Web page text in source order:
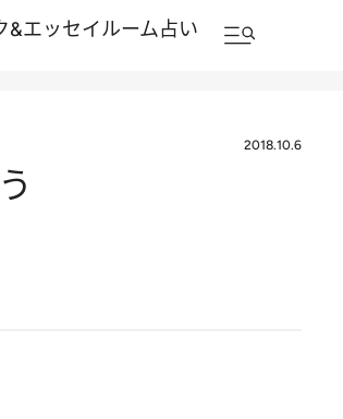
&エッセイルーム占い
2018.10.6